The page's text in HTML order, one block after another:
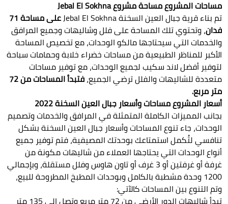
مساحات المشروع مساحة مشروع Jebal El Sokhna
تم بناء قرية جبال العين السخنة Jebal El Sokhna
على مساحة 71
فدان، وتحتوي تلك المساحة على فلل وشاليهات وجميع المرافق
والخدمات التي سيحتاجها مالكو الوحدات، مع تخصيص المساحة
الأكبر للمناظر الطبيعية من مساحات خضراء خلابة وحمامات سباحة
لتوفير أفضل لاند سكيب لجميع الوحدات، مع توفير مساحات
متعددة للشاليهات والفلل ترضي الجميع،
فتبدأ المساحات من 72
متر مربع.
أسعار المشروع مساحات وأسعار جبال العين السخنة 2022
بجانب المميزات الكاملة المتمثلة في المرافق والخدمات وتصميم
الوحدات، جاء تنوع المساحات وأسعار جبال العين السخنة بشكل
تنافسي لتُكمل استمتاعك بوحدتك المصيفية، فتم توفير جميع
أنواع الوحدات التي يحتاجها العملاء من شاليهات مكونة من
غرفة أو غرفتين أو 3 غرف أو تاون هاوس وفلل مستقلة، وبإجمالي
1200 وحدة مشطبة بالكامل وبوحدات المطبخ المطروحة للبيع،
وتم التنوع بين المساحات كالآتي:
تبدأ شاليهات الدور الأرضي من 72 متر مربع وتصل إلى 135 متر